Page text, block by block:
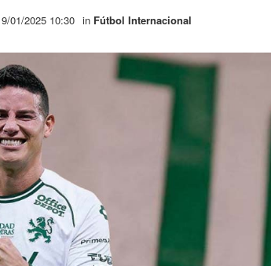
01/2025 10:30 in Fútbol Internacional